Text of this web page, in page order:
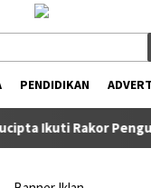
PENDIDIKAN
Penguatan